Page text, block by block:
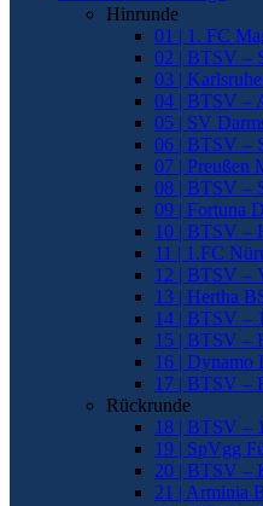
Hinrunde
01 | 1. FC
02 | BTSV –
03 |
04 | BTSV –
05 | SV
06 | BTSV –
07 | Preußen
08 | BTSV –
09 | Fortuna
10 | BTSV –
11 | 1.FC
12 | BTSV –
13 | Hertha
14 | BTSV –
15 | BTSV –
16 | Dynamo
17 | BTSV –
Rückrunde
18 | BTSV –
19 | SpVgg
20 | BTSV –
21 | Arminia